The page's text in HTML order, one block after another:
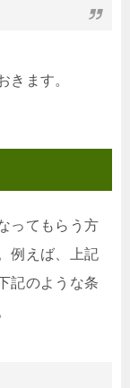
きます。
ってもらう方
例えば、上記
記のような条